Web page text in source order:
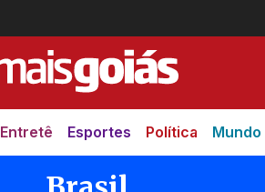
Entretê Esportes Política Mundo